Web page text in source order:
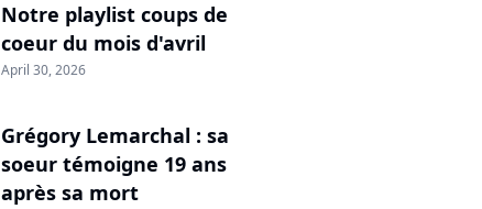
Notre playlist coups de
coeur du mois d'avril
April 30, 2026
Grégory Lemarchal : sa
soeur témoigne 19 ans
après sa mort